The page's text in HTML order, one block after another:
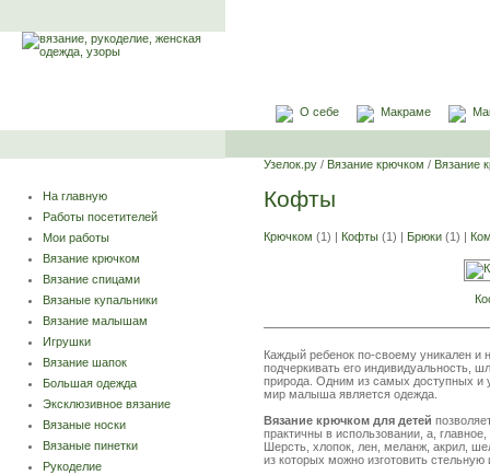
О себе Макраме
На главную
Работы посетителей
Мои работы
Вязание крючком
Вязание спицами
Вязаные купальники
Вязание малышам
Игрушки
Вязание шапок
Большая одежда
Эксклюзивное вязание
Вязаные носки
Вязаные пинетки
Рукоделие
Узелок.ру / Вязание крючком / Вязание
Кофты
Крючком (1) | Кофты (1) | Брюки (1) |
Каждый ребенок по-своему уникален
подчеркивать его индивидуальность,
природа. Одним из самых доступных и
мир малыша является одежда.
Вязание крючком для детей
практичны в использовании, а,
Шерсть, хлопок, лен, меланж, акрил,
из которых можно изготовить